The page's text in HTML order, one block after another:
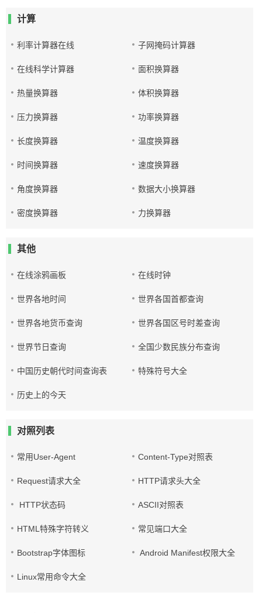
计算
利率计算器在线 子网掩码计算器
在线科学计算器 面积换算器
热量换算器 体积换算器
压力换算器 功率换算器
长度换算器 温度换算器
时间换算器 速度换算器
角度换算器 数据大小换算器
密度换算器 力换算器
其他
在线涂鸦画板 在线时钟
世界各地时间 世界各国首都查询
世界各地货币查询 世界各国区号时差查询
世界节日查询 全国少数民族分布查询
中国历史朝代时间查询表 特殊符号大全
历史上的今天
对照列表
常用User-Agent Content-Type对照表
Request请求大全 HTTP请求头大全
HTTP状态码 ASCII对照表
HTML特殊字符转义 常见端口大全
Bootstrap字体图标 Android Manifest权限大全
Linux常用命令大全